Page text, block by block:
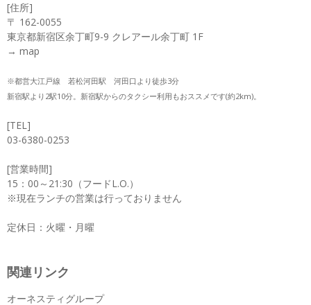
[住所]
〒 162-0055
東京都新宿区余丁町9-9 クレアール余丁町 1F
→ map
※都営大江戸線 若松河田駅 河田口より徒歩3分
新宿駅より2駅10分。新宿駅からのタクシー利用もおススメです(約2km)。
[TEL]
03-6380-0253
[営業時間]
15：00～21:30（フードL.O.）
※現在ランチの営業は行っておりません
定休日：火曜・月曜
関連リンク
オーネスティグループ